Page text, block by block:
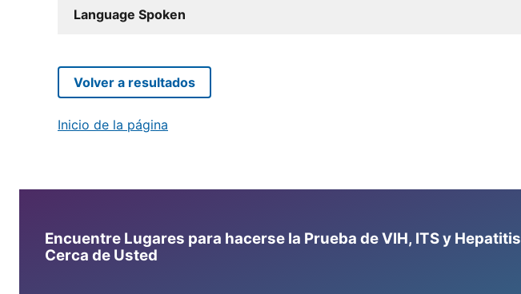
Language Spoken
Volver a resultados
Inicio de la página
Encuentre Lugares para hacerse la Prueba de VIH, ITS y Hepatitis
Cerca de Usted